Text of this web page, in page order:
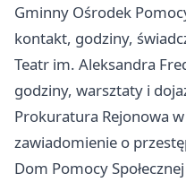
Gminny Ośrodek
kontakt, godziny,
Teatr im. Aleksandra
godziny, warsztaty i
Prokuratura Rejonowa
zawiadomienie o
Dom Pomocy